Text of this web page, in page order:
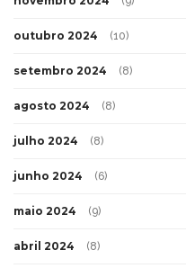
outubro 2024 (10)
setembro 2024 (8)
agosto 2024 (8)
julho 2024 (8)
junho 2024 (6)
maio 2024 (9)
abril 2024 (8)